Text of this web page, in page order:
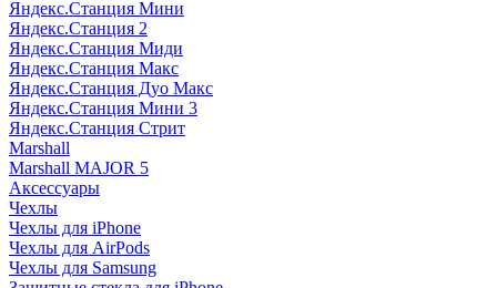
Яндекс.Станция Мини
Яндекс.Станция 2
Яндекс.Станция Миди
Яндекс.Станция Макс
Яндекс.Станция Дуо Макс
Яндекс.Станция Мини 3
Яндекс.Станция Стрит
Marshall
Marshall MAJOR 5
Аксессуары
Чехлы
Чехлы для iPhone
Чехлы для AirPods
Чехлы для Samsung